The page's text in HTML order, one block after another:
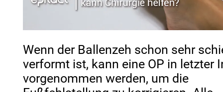
Wenn der Ballenzeh schon sehr
verformt ist, kann eine OP in letzter
vorgenommen werden, um die